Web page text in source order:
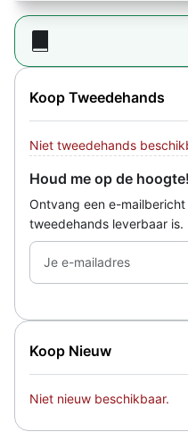
Koop Tweedehands
Niet tweedehands
Houd me op de hoogte!
Ontvang een e-
tweedehands leverbaar is.
Je e-mailadres
Koop Nieuw
Niet nieuw beschikbaar.